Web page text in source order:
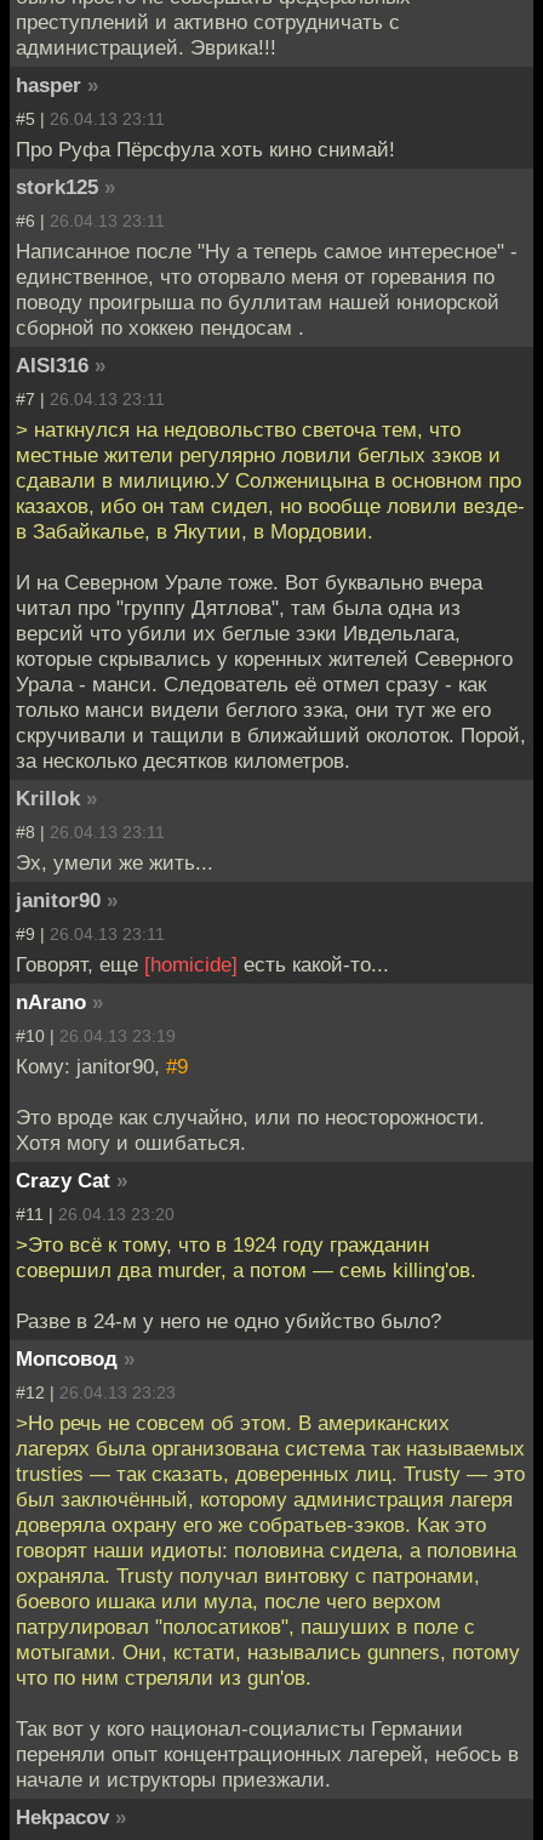
преступлений и активно сотрудничать с
администрацией. Эврика!!!
hasper »
#5 | 26.04.13 23:11
Про Руфа Пёрсфула хоть кино снимай!
stork125 »
#6 | 26.04.13 23:11
Написанное после "Ну а теперь самое интересное" -
единственное, что оторвало меня от горевания по
поводу проигрыша по буллитам нашей юниорской
сборной по хоккею пендосам .
AISI316 »
#7 | 26.04.13 23:11
> наткнулся на недовольство светоча тем, что
местные жители регулярно ловили беглых зэков и
сдавали в милицию.У Солженицына в основном про
казахов, ибо он там сидел, но вообще ловили везде-
в Забайкалье, в Якутии, в Мордовии.
И на Северном Урале тоже. Вот буквально вчера
читал про "группу Дятлова", там была одна из
версий что убили их беглые зэки Ивдельлага,
которые скрывались у коренных жителей Северного
Урала - манси. Следователь её отмел сразу - как
только манси видели беглого зэка, они тут же его
скручивали и тащили в ближайший околоток. Порой,
за несколько десятков километров.
Krillok »
#8 | 26.04.13 23:11
Эх, умели же жить...
janitor90 »
#9 | 26.04.13 23:11
Говорят, еще [homicide] есть какой-то...
nArano »
#10 | 26.04.13 23:19
Кому: janitor90, #9
Это вроде как случайно, или по неосторожности.
Хотя могу и ошибаться.
Crazy Cat »
#11 | 26.04.13 23:20
>Это всё к тому, что в 1924 году гражданин
совершил два murder, а потом — семь killing'ов.
Разве в 24-м у него не одно убийство было?
Мопсовод »
#12 | 26.04.13 23:23
>Но речь не совсем об этом. В американских
лагерях была организована система так называемых
trusties — так сказать, доверенных лиц. Trusty — это
был заключённый, которому администрация лагеря
доверяла охрану его же собратьев-зэков. Как это
говорят наши идиоты: половина сидела, а половина
охраняла. Trusty получал винтовку с патронами,
боевого ишака или мула, после чего верхом
патрулировал "полосатиков", пашуших в поле с
мотыгами. Они, кстати, назывались gunners, потому
что по ним стреляли из gun'ов.
Так вот у кого национал-социалисты Германии
переняли опыт концентрационных лагерей, небось в
начале и иструкторы приезжали.
Hekpacov »